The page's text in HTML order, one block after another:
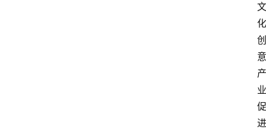
文
化
创
意
产
业
促
进